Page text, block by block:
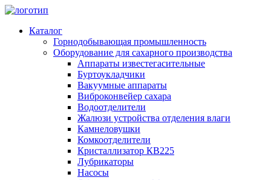
Каталог
Горнодобывающая промышленность
Оборудование для сахарного производства
Аппараты известегасительные
Буртоукладчики
Вакуумные аппараты
Виброконвейер сахара
Водоотделители
Жалюзи устройства отделения влаги
Камнеловушки
Комкоотделители
Кристаллизатор КВ225
Лубрикаторы
Насосы